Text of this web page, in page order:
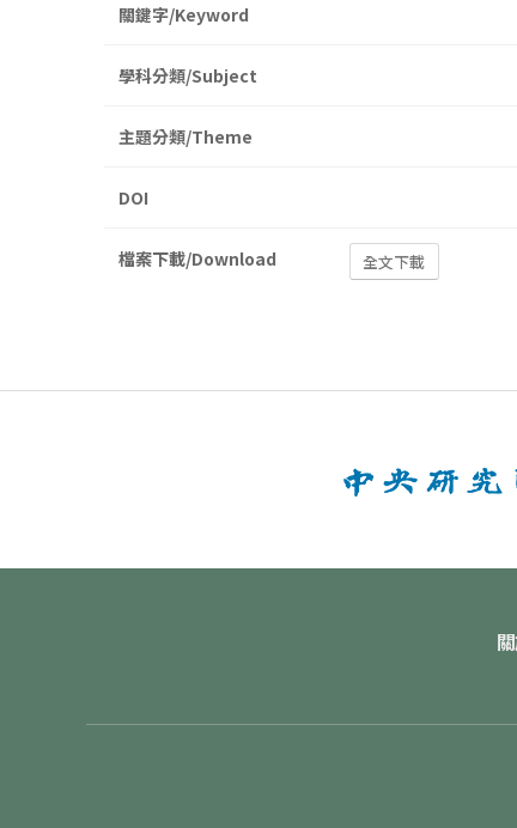
關鍵字/Keyword
學科分類/Subject
主題分類/Theme
DOI
檔案下載/Download 全文下載